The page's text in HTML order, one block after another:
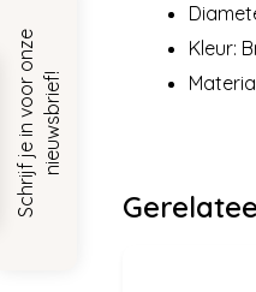
Kleur:
S
c
h
r
i
j
f
j
e
i
n
v
o
o
r
o
n
z
e
n
i
e
u
w
s
b
r
i
e
f!